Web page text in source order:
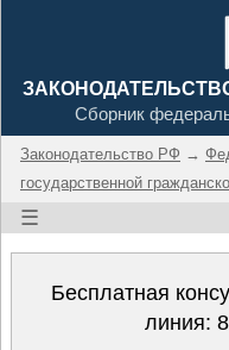
Сборник
Законодательство РФ →
государственной
☰
Бесплатная
линия: